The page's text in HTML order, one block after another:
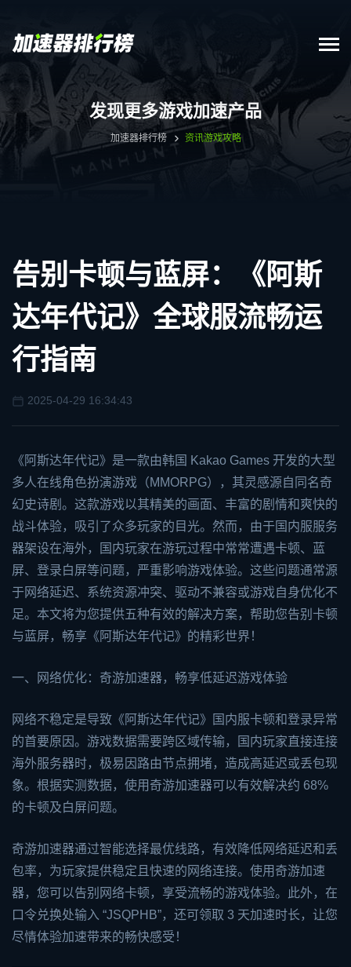
发现更多游戏加速产品
加速器排行榜 资讯游戏攻略
告别卡顿与蓝屏：《阿斯
达年代记》全球服流畅运
行指南
2025-04-29 16:34:43
《阿斯达年代记》是一款由韩国 Kakao Games 开发的大型
多人在线角色扮演游戏（MMORPG），其灵感源自同名奇
幻史诗剧。这款游戏以其精美的画面、丰富的剧情和爽快的
战斗体验，吸引了众多玩家的目光。然而，由于国内服服务
器架设在海外，国内玩家在游玩过程中常常遭遇卡顿、蓝
屏、登录白屏等问题，严重影响游戏体验。这些问题通常源
于网络延迟、系统资源冲突、驱动不兼容或游戏自身优化不
足。本文将为您提供五种有效的解决方案，帮助您告别卡顿
与蓝屏，畅享《阿斯达年代记》的精彩世界！
一、网络优化： 奇游加速器，畅享低延迟游戏体验
网络不稳定是导致《阿斯达年代记》国内服卡顿和登录异常
的首要原因。游戏数据需要跨区域传输，国内玩家直接连接
海外服务器时，极易因路由节点拥堵，造成高延迟或丢包现
象。根据实测数据，使用奇游加速器可以有效解决约 68%
的卡顿及白屏问题。
奇游加速器通过智能选择最优线路，有效降低网络延迟和丢
包率，为玩家提供稳定且快速的网络连接。使用奇游加速
器，您可以告别网络卡顿，享受流畅的游戏体验。此外，在
口令兑换处输入 “JSQPHB”，还可领取 3 天加速时长，让您
尽情体验加速带来的畅快感受！